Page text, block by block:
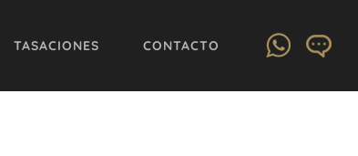
TASACIONES CONTACTO